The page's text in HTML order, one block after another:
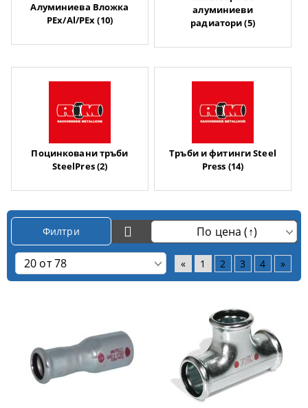
Алуминиева Вложка
PEx/Al/PEx (10)
алуминиеви
радиатори (5)
Поцинковани тръби
SteelPres (2)
Тръби и фитинги Steel
Press (14)
Филтри
« 1 2 3 4 »